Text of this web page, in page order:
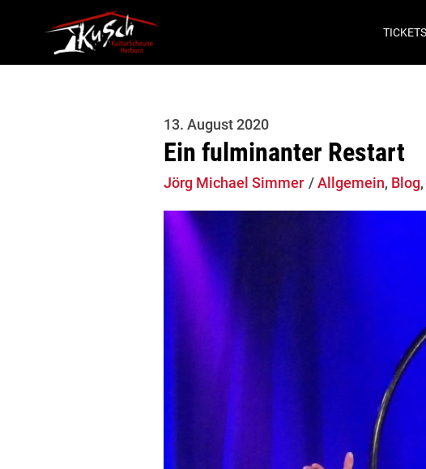
TICKETS
13. August 2020
Ein fulminanter Restart
Jörg Michael Simmer Allgemein, Blog,